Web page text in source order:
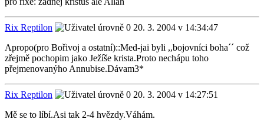
Rix Reptilon
20. 3. 2004 v 14:34:47
Apropo(pro Bořivoj a ostatní)::Med-jai byli ,,bojovníci boha´´ což
zřejmě pochopim jako Ježíše krista.Proto nechápu toho
přejmenovanýho Annubise.Dávam3*
Rix Reptilon
20. 3. 2004 v 14:27:51
Mě se to líbí.Asi tak 2-4 hvězdy.Váhám.